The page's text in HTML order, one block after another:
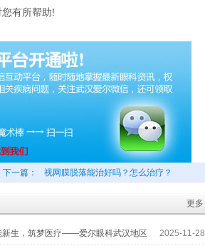
有所帮助!
下一篇： 视网膜脱落能治好吗？怎么治疗？
更多
新生，筑梦医疗——爱尔眼科武汉地区 2025-11-28